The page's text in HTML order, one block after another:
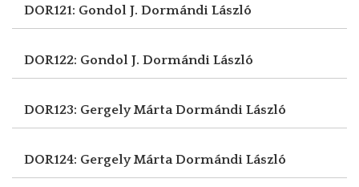
DOR121: Gondol J. Dormándi László
DOR122: Gondol J. Dormándi László
DOR123: Gergely MártaDormándi László
DOR124: Gergely MártaDormándi László